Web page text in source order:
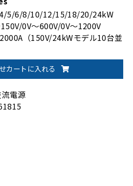
5/6/8/10/12/15/18/20/24kW
0V～600V/0V～1200V
（150V/24kWモデル10台並
測定
ンアップ
CV/CP/CZ/コンビネーション
カートに入れる